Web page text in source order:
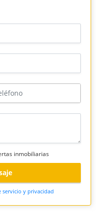
inmobiliarias
servicio y privacidad